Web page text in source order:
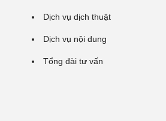
Dịch vụ dịch thuật
Dịch vụ nội dung
Tổng đài tư vấn